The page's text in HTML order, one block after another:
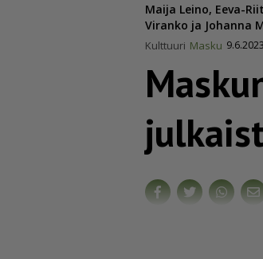
Maija Leino, Eeva-
Viranko ja Johanna
Kulttuuri Masku